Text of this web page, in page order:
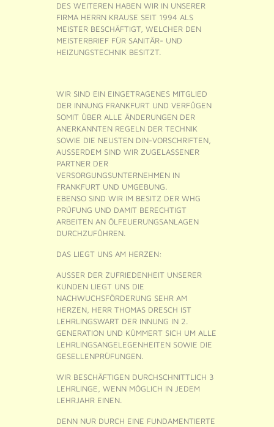
DES WEITEREN HABEN WIR IN UNSERER
FIRMA HERRN KRAUSE SEIT 1994 ALS
MEISTER BESCHÄFTIGT, WELCHER DEN
MEISTERBRIEF FÜR SANITÄR- UND
HEIZUNGSTECHNIK BESITZT.
WIR SIND EIN EINGETRAGENES MITGLIED
DER INNUNG FRANKFURT UND VERFÜGEN
SOMIT ÜBER ALLE ÄNDERUNGEN DER
ANERKANNTEN REGELN DER TECHNIK
SOWIE DIE NEUSTEN DIN-VORSCHRIFTEN,
AUSSERDEM SIND WIR ZUGELASSENER
PARTNER DER
VERSORGUNGSUNTERNEHMEN IN
FRANKFURT UND UMGEBUNG.
EBENSO SIND WIR IM BESITZ DER WHG
PRÜFUNG UND DAMIT BERECHTIGT
ARBEITEN AN ÖLFEUERUNGSANLAGEN
DURCHZUFÜHREN.
DAS LIEGT UNS AM HERZEN:
AUSSER DER ZUFRIEDENHEIT UNSERER
KUNDEN LIEGT UNS DIE
NACHWUCHSFÖRDERUNG SEHR AM
HERZEN, HERR THOMAS DRESCH IST
LEHRLINGSWART DER INNUNG IN 2.
GENERATION UND KÜMMERT SICH UM ALLE
LEHRLINGSANGELEGENHEITEN SOWIE DIE
GESELLENPRÜFUNGEN.
WIR BESCHÄFTIGEN DURCHSCHNITTLICH 3
LEHRLINGE, WENN MÖGLICH IN JEDEM
LEHRJAHR EINEN.
DENN NUR DURCH EINE FUNDAMENTIERTE